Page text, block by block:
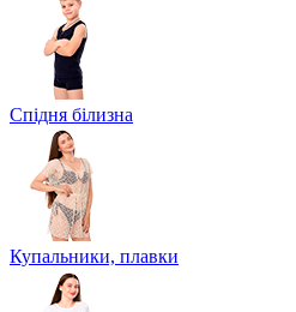
Спідня білизна
Купальники, плавки